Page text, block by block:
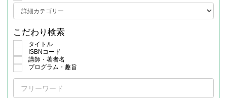
こだわり検索
タイトル
ISBNコード
講師・著者名
プログラム・趣旨